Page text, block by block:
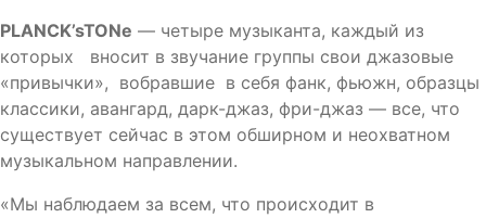
PLANCK’sTONe — четыре музыканта, каждый из
которых вносит в звучание группы свои джазовые
«привычки», вобравшие в себя фанк, фьюжн, образцы
классики, авангард, дарк-джаз, фри-джаз — все, что
существует сейчас в этом обширном и неохватном
музыкальном направлении.
«Мы наблюдаем за всем, что происходит в